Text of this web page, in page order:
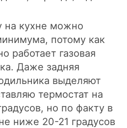
на кухне можно
потому как
работает газовая
Даже задняя
выделяют
термостат на
но по факту в
ниже 20-21 градусов